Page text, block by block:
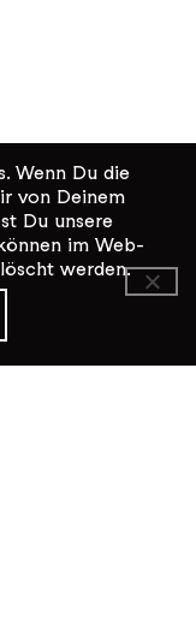
Wenn Du die
von Deinem
Du unsere
im Web-
werden.